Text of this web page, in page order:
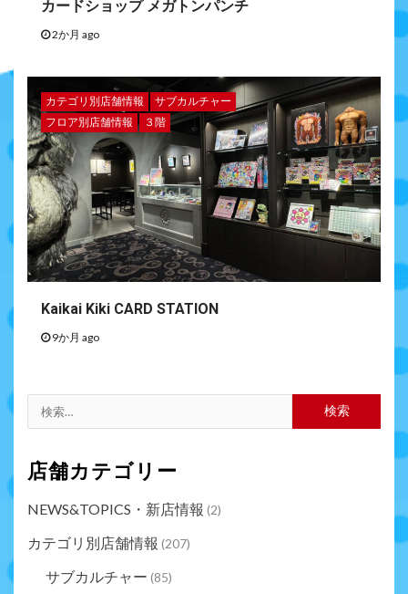
カードショップ メガトンパンチ
2か月 ago
カテゴリ別店舗情報
サブカルチャー
フロア別店舗情報
３階
Kaikai Kiki CARD STATION
9か月 ago
店舗カテゴリー
NEWS&TOPICS・新店情報 (2)
カテゴリ別店舗情報 (207)
サブカルチャー (85)